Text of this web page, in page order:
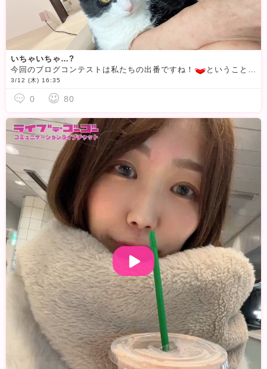
いちゃいちゃ…?
今回のブログコンテストは私たちの出番ですね！
ということで登場いたしました
3/12 (木) 16:35
0 80